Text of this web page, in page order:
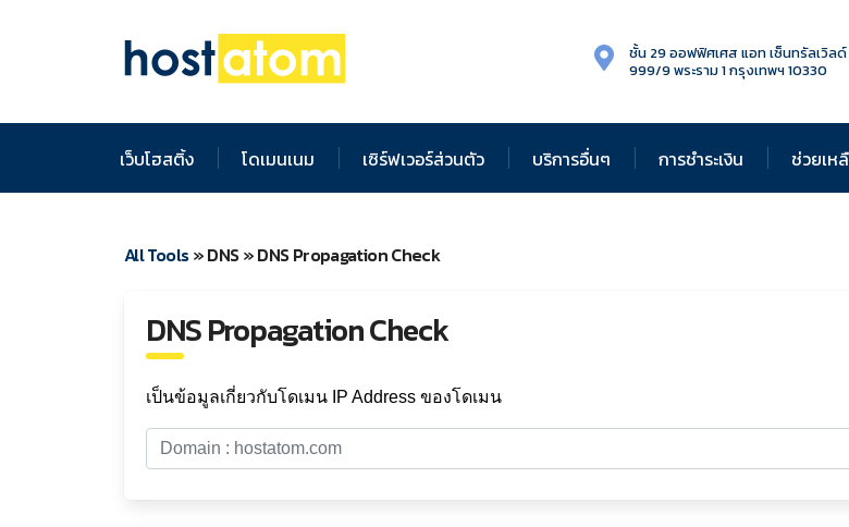
ชั้น 29 ออฟฟิศเศส แอท เซ็นทรัลเวิลด์
999/9 พระราม 1 กรุงเทพฯ 10330
เว็บโฮสติ้ง โดเมนเนม เซิร์ฟเวอร์ส่วนตัว บริการอื่นๆ การชำระเงิน ช่วยเห
All Tools» DNS » DNS Propagation Check
DNS Propagation Check
เป็นข้อมูลเกี่ยวกับโดเมน IP Address ของโดเมน